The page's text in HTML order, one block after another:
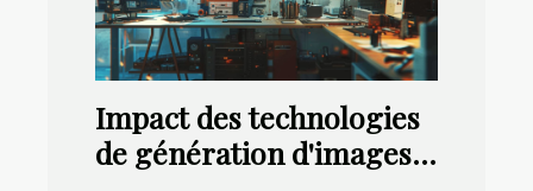
Impact des technologies
de génération d'images